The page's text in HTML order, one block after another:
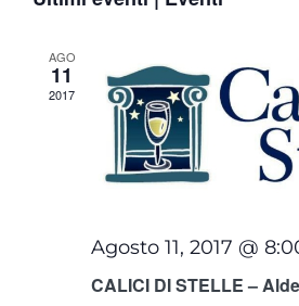
AGO
11
2017
Agosto 11, 2017 @
CALICI DI STELLE –